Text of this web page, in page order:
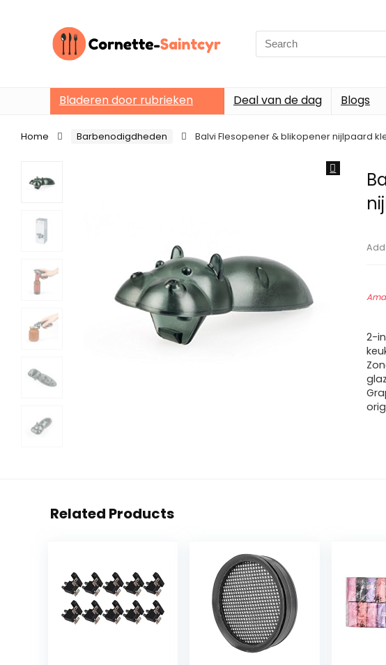
Search
for:
Bladeren door rubrieken Deal van de dag Blogs
Home Barbenodigdheden Balvi Flesopener & blikopener nijlpaard
2-
Related Products